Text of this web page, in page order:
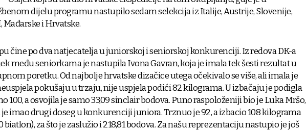
dijelu programu nastupilo sedam selekcija iz Italije, Austrije, Slovenije,
Mađarske i Hrvatske.
čine po dva natjecatelja u juniorskoj i seniorskoj konkurenciji. Iz redova DK-a
među seniorkama je nastupila Ivona Gavran, koja je imala tek šesti rezultat u
poretku. Od najbolje hrvatske dizačice utega očekivalo se više, ali imala je
pokušaju u trzaju, nije uspjela podići 82 kilograma. U izbačaju je podigla
100, a osvojila je samo 33,09 sinclair bodova. Puno raspoloženiji bio je Luka Mršo,
imao drugi doseg u konkurenciji juniora. Trznuo je 92, a izbacio 108 kilograma
biatlon), za što je zaslužio i 218,81 bodova. Za našu reprezentaciju nastupio je još